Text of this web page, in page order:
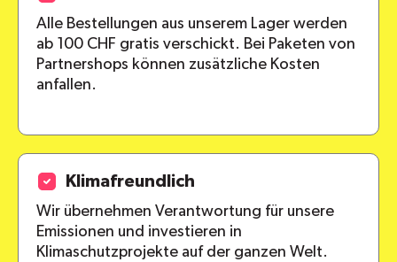
Alle Bestellungen aus unserem Lager werden
ab 100 CHF gratis verschickt. Bei Paketen von
Partnershops können zusätzliche Kosten
anfallen.
Klimafreundlich
Wir übernehmen Verantwortung für unsere
Emissionen und investieren in
Klimaschutzprojekte auf der ganzen Welt.